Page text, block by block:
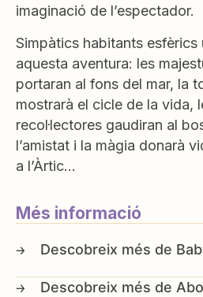
imaginació de l’espectador.
Simpàtics habitants esfèrics
aquesta aventura: les
portaran al fons del mar, la
mostrarà el cicle de la vida,
recol·lectores gaudiran al
l’amistat i la màgia donarà
a l’Àrtic…
Més informació